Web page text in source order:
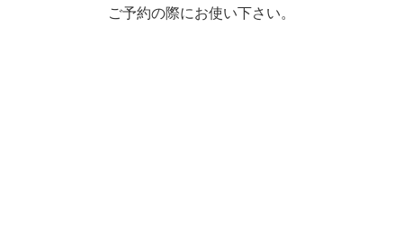
ご予約の際にお使い下さい。